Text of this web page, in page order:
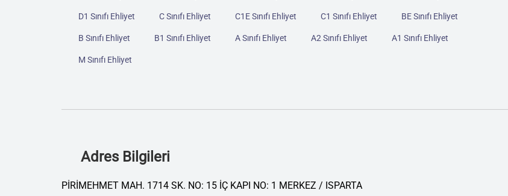
D1 Sınıfı Ehliyet C Sınıfı Ehliyet C1E Sınıfı Ehliyet C1 Sınıfı Ehliyet BE Sınıfı Ehliyet
B Sınıfı Ehliyet B1 Sınıfı Ehliyet A Sınıfı Ehliyet A2 Sınıfı Ehliyet A1 Sınıfı Ehliyet
M Sınıfı Ehliyet
Adres Bilgileri
PİRİMEHMET MAH. 1714 SK. NO: 15 İÇ KAPI NO: 1 MERKEZ / ISPARTA